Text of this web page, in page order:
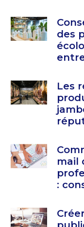
des
Les
mail
: